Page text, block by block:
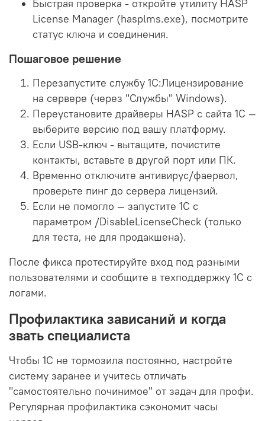
Быстрая проверка - откройте утилиту HASP
License Manager (hasplms.exe), посмотрите
статус ключа и соединения.
Пошаговое решение
Перезапустите службу 1С:Лицензирование
на сервере (через "Службы" Windows).
Переустановите драйверы HASP с сайта 1С —
выберите версию под вашу платформу.
Если USB-ключ - вытащите, почистите
контакты, вставьте в другой порт или ПК.
Временно отключите антивирус/фаервол,
проверьте пинг до сервера лицензий.
Если не помогло — запустите 1С с
параметром /DisableLicenseCheck (только
для теста, не для продакшена).
После фикса протестируйте вход под разными
пользователями и сообщите в техподдержку 1С с
логами.
Профилактика зависаний и когда
звать специалиста
Чтобы 1С не тормозила постоянно, настройте
систему заранее и учитесь отличать
"самостоятельно починимое" от задач для профи.
Регулярная профилактика сэкономит часы